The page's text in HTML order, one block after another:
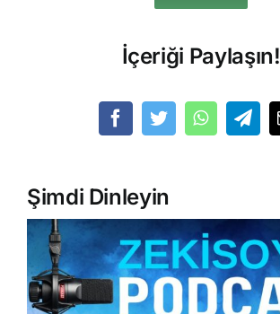
İçeriği Paylaşın!
Şimdi Dinleyin